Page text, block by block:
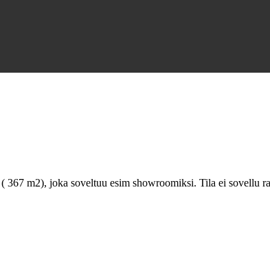
367 m2), joka soveltuu esim showroomiksi. Tila ei sovellu